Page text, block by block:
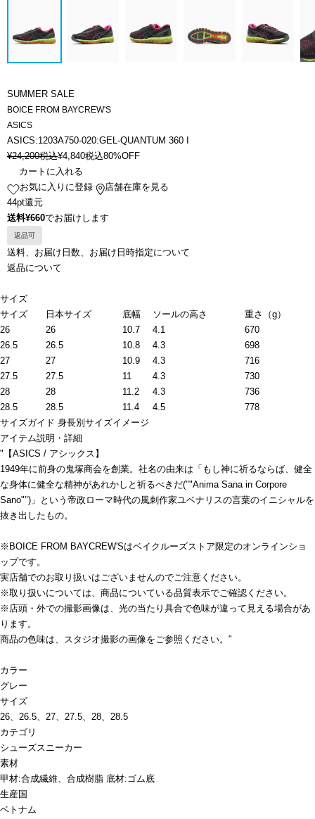
SUMMER SALE
BOICE FROM BAYCREW'S
ASICS
ASICS:1203A750-020:GEL-QUANTUM 360 I
¥24,200税込¥4,840税込80%OFF
カートに入れる
お気に入りに登録
店舗在庫を見る
44pt還元
送料¥660でお届けします
返品可
送料、お届け日数、お届け日時指定について
返品について
サイズ
サイズ
日本サイズ 底幅 ソールの高さ
重さ（g）
26
26 10.7 4.1
670
26.5
26.5 10.8 4.3
698
27
27 10.9 4.3
716
27.5
27.5 11 4.3
730
28
28 11.2 4.3
736
28.5
28.5 11.4 4.5
778
サイズガイド 身長別サイズイメージ
アイテム説明・詳細
"【ASICS / アシックス】
1949年に前身の鬼塚商会を創業。社名の由来は「もし神に祈るならば、健全
な身体に健全な精神があれかしと祈るべきだ(""Anima Sana in Corpore
Sano"")」という帝政ローマ時代の風刺作家ユベナリスの言葉のイニシャルを
抜き出したもの。
※BOICE FROM BAYCREW'Sはベイクルーズストア限定のオンラインショ
ップです。
実店舗でのお取り扱いはございませんのでご注意ください。
※取り扱いについては、商品についている品質表示でご確認ください。
※店頭・外での撮影画像は、光の当たり具合で色味が違って見える場合があ
ります。
商品の色味は、スタジオ撮影の画像をご参照ください。"
カラー
グレー
サイズ
26、26.5、27、27.5、28、28.5
カテゴリ
シューズスニーカー
素材
甲材:合成繊維、合成樹脂 底材:ゴム底
生産国
ベトナム